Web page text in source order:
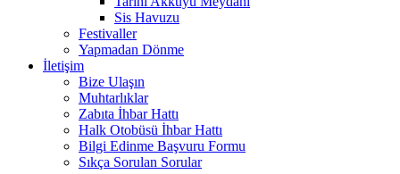
Sis Havuzu
Festivaller
Yapmadan Dönme
İletişim
Bize Ulaşın
Muhtarlıklar
Zabıta İhbar Hattı
Halk Otobüsü İhbar Hattı
Bilgi Edinme Başvuru Formu
Sıkça Sorulan Sorular